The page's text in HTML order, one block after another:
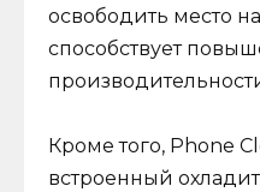
освободить место
способствует
Кроме того, Phone
встроенный